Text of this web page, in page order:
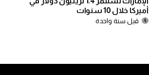
أميركا خلال 10 سنوات
قبل سنة واحدة